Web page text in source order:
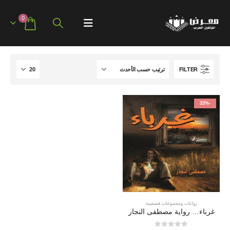
0
FILTER
-33%
روايات ومجموعات قصصية
غرباء… رواية مصطفى النجار